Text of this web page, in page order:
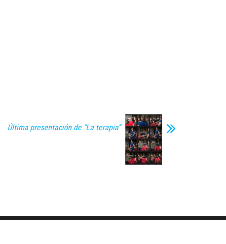
Última presentación de “La terapia”